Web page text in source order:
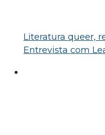
Literatura queer,
Entrevista com